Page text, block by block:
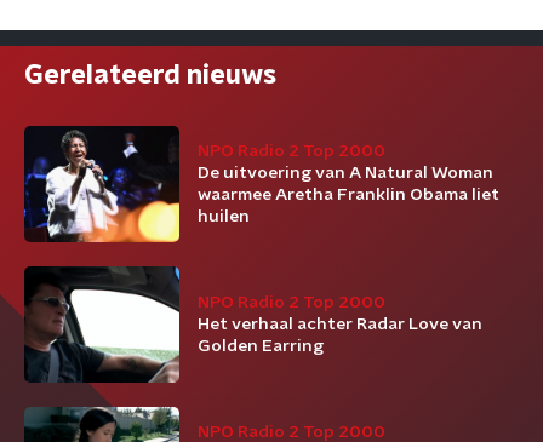
Gerelateerd nieuws
NPO Radio 2 Top 2000
De uitvoering van A Natural Woman
waarmee Aretha Franklin Obama liet
huilen
NPO Radio 2 Top 2000
Het verhaal achter Radar Love van
Golden Earring
NPO Radio 2 Top 2000